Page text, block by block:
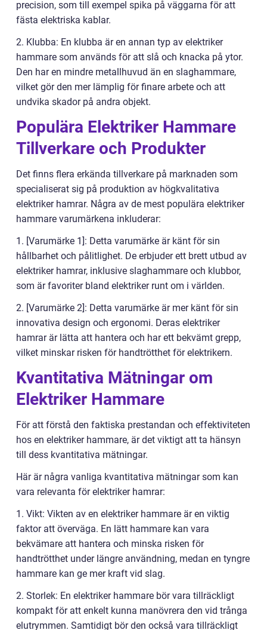
precision, som till exempel spika på väggarna för att
fästa elektriska kablar.
2. Klubba: En klubba är en annan typ av elektriker
hammare som används för att slå och knacka på ytor.
Den har en mindre metallhuvud än en slaghammare,
vilket gör den mer lämplig för finare arbete och att
undvika skador på andra objekt.
Populära Elektriker Hammare
Tillverkare och Produkter
Det finns flera erkända tillverkare på marknaden som
specialiserat sig på produktion av högkvalitativa
elektriker hamrar. Några av de mest populära elektriker
hammare varumärkena inkluderar:
1. [Varumärke 1]: Detta varumärke är känt för sin
hållbarhet och pålitlighet. De erbjuder ett brett utbud av
elektriker hamrar, inklusive slaghammare och klubbor,
som är favoriter bland elektriker runt om i världen.
2. [Varumärke 2]: Detta varumärke är mer känt för sin
innovativa design och ergonomi. Deras elektriker
hamrar är lätta att hantera och har ett bekvämt grepp,
vilket minskar risken för handtrötthet för elektrikern.
Kvantitativa Mätningar om
Elektriker Hammare
För att förstå den faktiska prestandan och effektiviteten
hos en elektriker hammare, är det viktigt att ta hänsyn
till dess kvantitativa mätningar.
Här är några vanliga kvantitativa mätningar som kan
vara relevanta för elektriker hamrar:
1. Vikt: Vikten av en elektriker hammare är en viktig
faktor att överväga. En lätt hammare kan vara
bekvämare att hantera och minska risken för
handtrötthet under längre användning, medan en tyngre
hammare kan ge mer kraft vid slag.
2. Storlek: En elektriker hammare bör vara tillräckligt
kompakt för att enkelt kunna manövrera den vid trånga
elutrymmen. Samtidigt bör den också vara tillräckligt